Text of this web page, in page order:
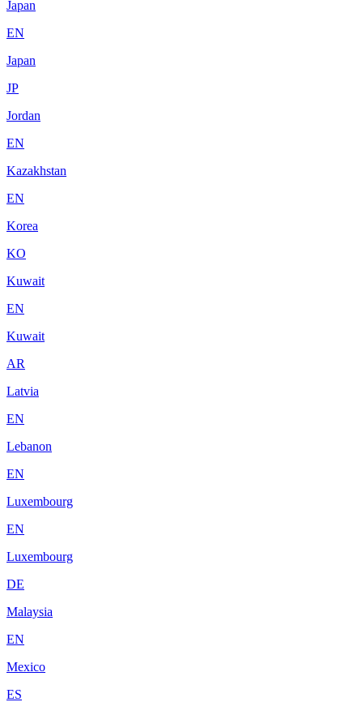
Japan
EN
Japan
JP
Jordan
EN
Kazakhstan
EN
Korea
KO
Kuwait
EN
Kuwait
AR
Latvia
EN
Lebanon
EN
Luxembourg
EN
Luxembourg
DE
Malaysia
EN
Mexico
ES